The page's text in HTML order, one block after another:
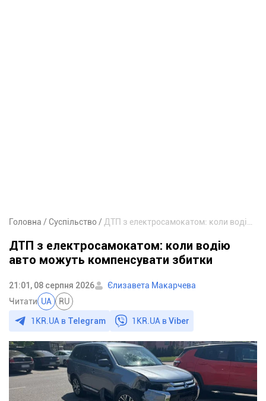
Головна Суспільство ДТП з електросамокатом: коли водію авто можуть компенсувати збитки
ДТП з електросамокатом: коли водію
авто можуть компенсувати збитки
21:01, 08 серпня 2026
Єлизавета Макарчева
Читати UA RU
1KR.UA в Telegram 1KR.UA вViber